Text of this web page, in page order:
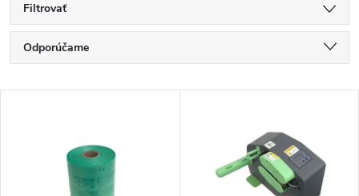
Filtrovať
R
a
Odporúčame
Najpredávanejšie
Abecedne